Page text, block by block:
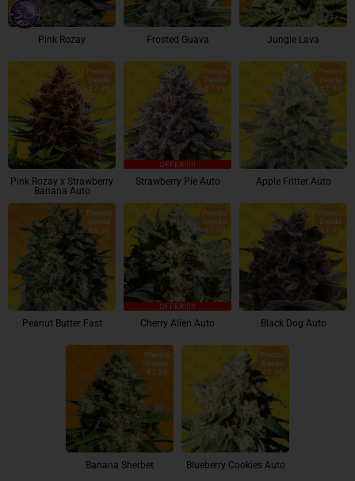
Pink Rozay Frosted Guava Jungle Lava
Precios
Desde
€7.99
Pink Rozay x Strawberry
Banana Auto
Precios
Desde
€7.99
Strawberry Pie Auto
OFFER!!!!!
Precios
Desde
€7.99
Apple Fritter Auto
Precios
Desde
€8.99
Peanut Butter Fast
Precios
Desde
€7.99
Cherry Alien Auto
OFFER!!!!!
Precios
Desde
€7.99
Black Dog Auto
Precios
Desde
€7.99
Banana Sherbet
Precios
Desde
€7.99
Blueberry Cookies Auto